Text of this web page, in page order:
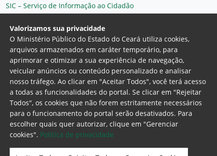
SIC – Serviço de Informação ao Cidadão
Plantão MP do Ceará
Secretaria Geral
Ministério Público do Estado do Ceará
Procuradoria Geral de Justiça Av. Gen. Afonso
Albuquerque Lima, 130 - Cambeba - CEP:
60.822-325 - Fortaleza, Ceará. Brasil
Valorizamos sua privacidade
O Ministério Público do Estado do Ceará utiliza cookies,
arquivos armazenados em caráter temporário, para
aprimorar e otimizar a sua experiência de navegação,
veicular anúncios ou conteúdo personalizado e analisar
nosso tráfego. Ao clicar em "Aceitar Todos", você terá acesso
a todas as funcionalidades do portal. Se clicar em "Rejeitar
Todos", os cookies que não forem estritamente necessários
para o funcionamento do portal serão desativados. Para
escolher quais quer autorizar, clique em "Gerenciar
cookies". Politica de privacidade